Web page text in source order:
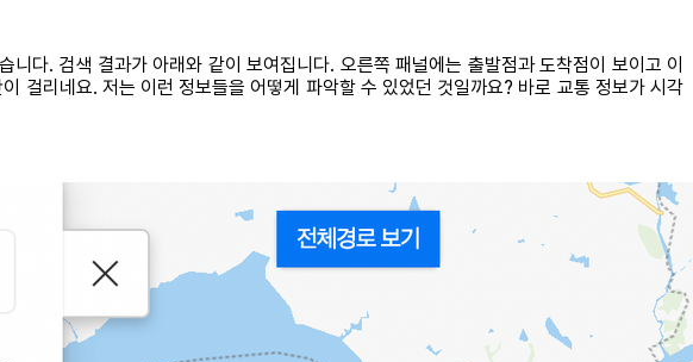
다. 검색 결과가 아래와 같이 보여집니다. 오른쪽 패널에는 출발점과 도착점이 보이고 이
걸리네요. 저는 이런 정보들을 어떻게 파악할 수 있었던 것일까요? 바로 교통 정보가 시각